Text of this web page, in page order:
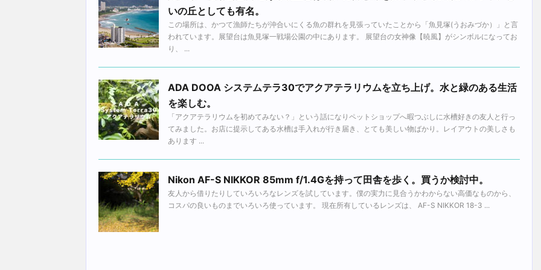
いの丘としても有名。
この場所は、かつて漁師たちが沖合いにくる魚の群れを見張っていたことから「魚見塚(うおみづか）」と言
われています。展望台は魚見塚一戦場公園の中にあります。 展望台の女神像【暁風】がシンボルになってお
り、 ...
ADA DOOA システムテラ30でアクアテラリウムを立ち上げ。水と緑のある生活
を楽しむ。
「アクアテラリウムを初めてみない？」という話になりペットショップへ暇つぶしに水槽好きの友人と行っ
てみました。お店に提示してある水槽は手入れが行き届き、とても美しい物ばかり。レイアウトの美しさも
あります ...
Nikon AF-S NIKKOR 85mm f/1.4Gを持って田舎を歩く。買うか検討中。
友人から借りたりしていろいろなレンズを試しています。僕の実力に見合うかわからない高価なものから、
コスパの良いものまでいろいろ使っています。 現在所有しているレンズは、 AF-S NIKKOR 18-3 ...